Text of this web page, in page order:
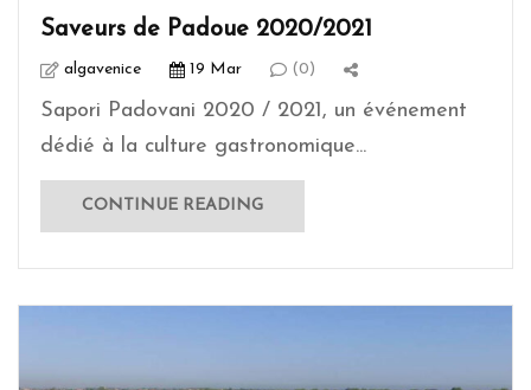
Saveurs de Padoue 2020/2021
algavenice 19 Mar (0)
Sapori Padovani 2020 / 2021, un événement
dédié à la culture gastronomique...
CONTINUE READING